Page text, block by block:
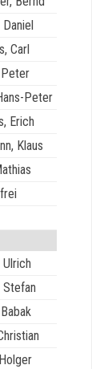
Carl
Peter
Erich
Klaus
Ulrich